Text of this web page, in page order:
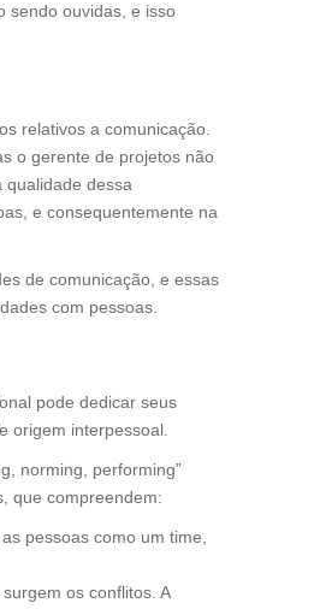
sendo ouvidas, e isso
relativos a comunicação.
o gerente de projetos não
qualidade dessa
e consequentemente na
de comunicação, e essas
com pessoas.
pode dedicar seus
origem interpessoal.
norming, performing”
que compreendem:
pessoas como um time,
os conflitos. A